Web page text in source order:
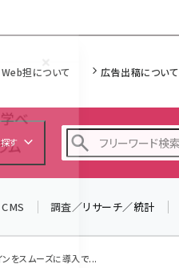
Web担について 広告出稿について
す
CMS 調査／リサーチ／統計
ンをスムーズに導入で...